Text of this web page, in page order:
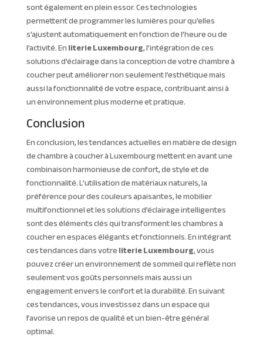
sont également en plein essor. Ces technologies
permettent de programmer les lumières pour qu’elles
s’ajustent automatiquement en fonction de l’heure ou de
l’activité. Enliterie Luxembourg, l’intégration de ces
solutions d’éclairage dans la conception de votre chambre à
coucher peut améliorer non seulement l’esthétique mais
aussi la fonctionnalité de votre espace, contribuant ainsi à
un environnement plus moderne et pratique.
Conclusion
En conclusion, les tendances actuelles en matière de design
de chambre à coucher à Luxembourg mettent en avant une
combinaison harmonieuse de confort, de style et de
fonctionnalité. L’utilisation de matériaux naturels, la
préférence pour des couleurs apaisantes, le mobilier
multifonctionnel et les solutions d’éclairage intelligentes
sont des éléments clés qui transforment les chambres à
coucher en espaces élégants et fonctionnels. En intégrant
ces tendances dans votreliterie Luxembourg, vous
pouvez créer un environnement de sommeil qui reflète non
seulement vos goûts personnels mais aussi un
engagement envers le confort et la durabilité. En suivant
ces tendances, vous investissez dans un espace qui
favorise un repos de qualité et un bien-être général
optimal.